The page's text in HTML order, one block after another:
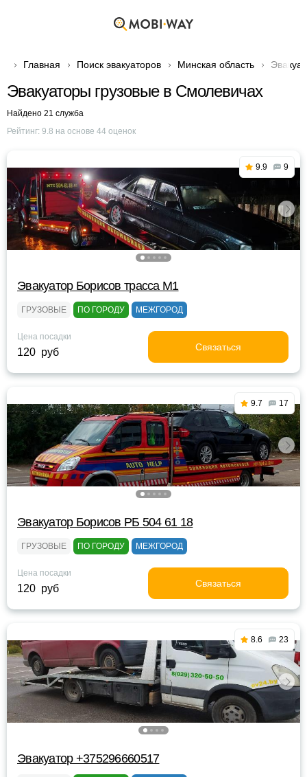
Главная Поиск эвакуаторов Минская область
Эвакуаторы грузовые в Смолевичах
Найдено 21 служба
Рейтинг: 9.8 на основе 44 оценок
9.9 9
Эвакуатор Борисов трасса М1
ГРУЗОВЫЕ ПО ГОРОДУ МЕЖГОРОД
Цена посадки
120 руб Связаться
9.7 17
Эвакуатор Борисов РБ 504 61 18
ГРУЗОВЫЕ ПО ГОРОДУ МЕЖГОРОД
Цена посадки
120 руб Связаться
8.6 23
Эвакуатор +375296660517